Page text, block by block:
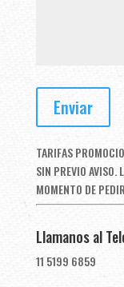
TARIFAS
SIN PREVIO AVISO.
MOMENTO DE
Llamanos al
11 5199 6859